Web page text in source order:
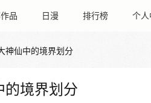
品 日漫 排行榜 个人
神仙中的境界划分
的境界划分